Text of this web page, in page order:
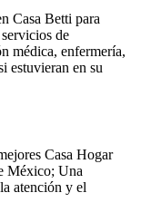
Casa Betti para
de
médica, enfermería,
estuvieran en su
Casa Hogar
México; Una
atención y el